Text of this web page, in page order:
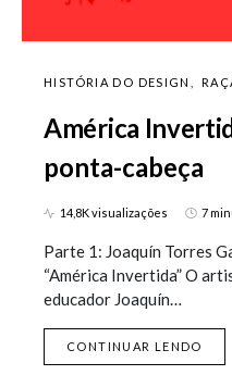
HISTÓRIA DO DESIGN
América
ponta-cabeça
14,8K visualizações 7
Parte 1: Joaquín Torres
“América Invertida” O
educador Joaquín…
CONTINUAR LENDO